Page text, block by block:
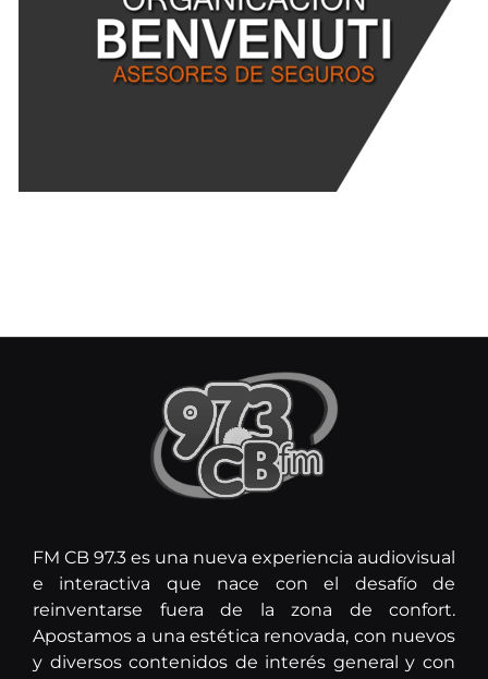
FM CB 97.3 es una nueva experiencia audiovisual
e interactiva que nace con el desafío de
reinventarse fuera de la zona de confort.
Apostamos a una estética renovada, con nuevos
y diversos contenidos de interés general y con